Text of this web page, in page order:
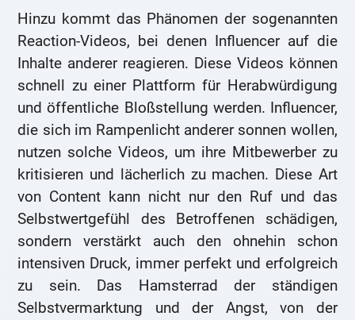
Hinzu kommt das Phänomen der sogenannten
Reaction-Videos, bei denen Influencer auf die
Inhalte anderer reagieren. Diese Videos können
schnell zu einer Plattform für Herabwürdigung
und öffentliche Bloßstellung werden. Influencer,
die sich im Rampenlicht anderer sonnen wollen,
nutzen solche Videos, um ihre Mitbewerber zu
kritisieren und lächerlich zu machen. Diese Art
von Content kann nicht nur den Ruf und das
Selbstwertgefühl des Betroffenen schädigen,
sondern verstärkt auch den ohnehin schon
intensiven Druck, immer perfekt und erfolgreich
zu sein. Das Hamsterrad der ständigen
Selbstvermarktung und der Angst, von der